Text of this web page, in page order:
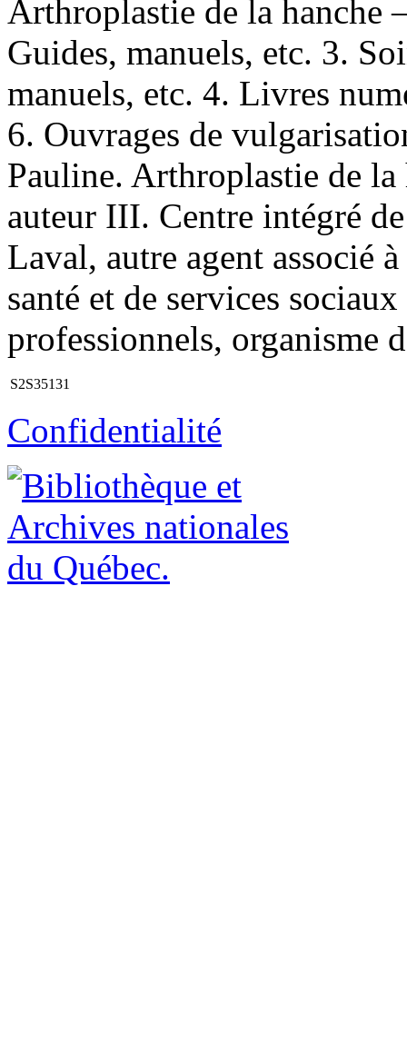
Arthroplastie de la
Guides, manuels, etc. 3.
manuels, etc. 4. Livres
6. Ouvrages de
Pauline. Arthroplastie de
auteur III. Centre intégré
Laval, autre agent associé
santé et de services
professionnels, organisme
S2S35131
Confidentialité